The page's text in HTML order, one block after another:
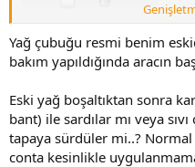
Normalde bakım yapıldığında
ancak eksik uyarısı verdiğinde
yerdeydi.
Yağ çubuğu resmi benim
bakım yapıldığında aracın
Eski yağ boşaltıktan sonra
bant) ile sardılar mı veya
tapaya sürdüler mi..? Normal
conta kesinlikle